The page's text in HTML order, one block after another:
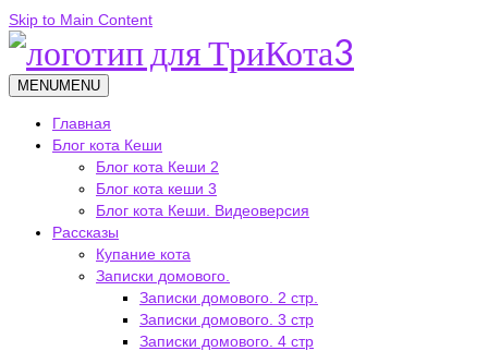
Skip to Main Content
MENUMENU
Главная
Блог кота Кеши
Блог кота Кеши 2
Блог кота кеши 3
Блог кота Кеши. Видеоверсия
Рассказы
Купание кота
Записки домового.
Записки домового. 2 стр.
Записки домового. 3 стр
Записки домового. 4 стр